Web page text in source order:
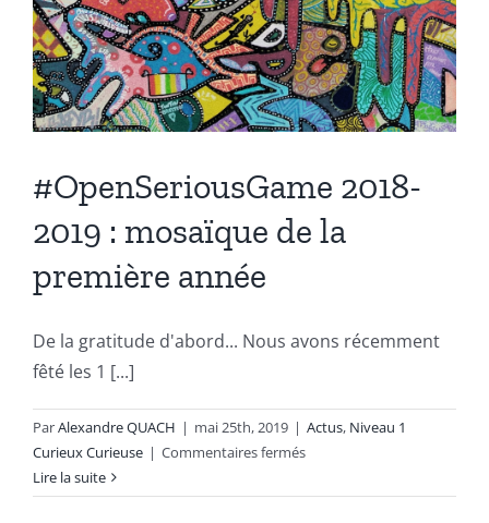
#OpenSeriousGame 2018-
2019 : mosaïque de la
première année
De la gratitude d'abord... Nous avons récemment
fêté les 1 [...]
ParAlexandre QUACH | mai 25th, 2019 | Actus, Niveau 1
Curieux Curieuse | Commentaires ferméssur
2018-
Lire la suite